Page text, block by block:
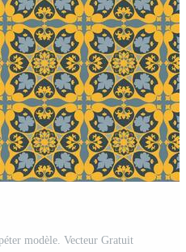
modèle. Vecteur Gratuit